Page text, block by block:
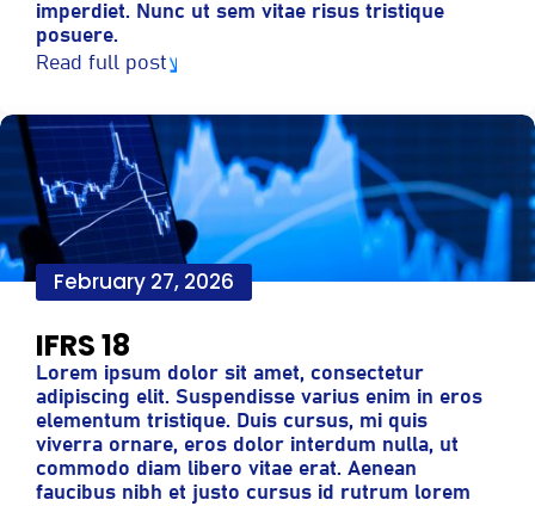
imperdiet. Nunc ut sem vitae risus tristique
posuere.
Read full post
February 27, 2026
IFRS 18
Lorem ipsum dolor sit amet, consectetur
adipiscing elit. Suspendisse varius enim in eros
elementum tristique. Duis cursus, mi quis
viverra ornare, eros dolor interdum nulla, ut
commodo diam libero vitae erat. Aenean
faucibus nibh et justo cursus id rutrum lorem